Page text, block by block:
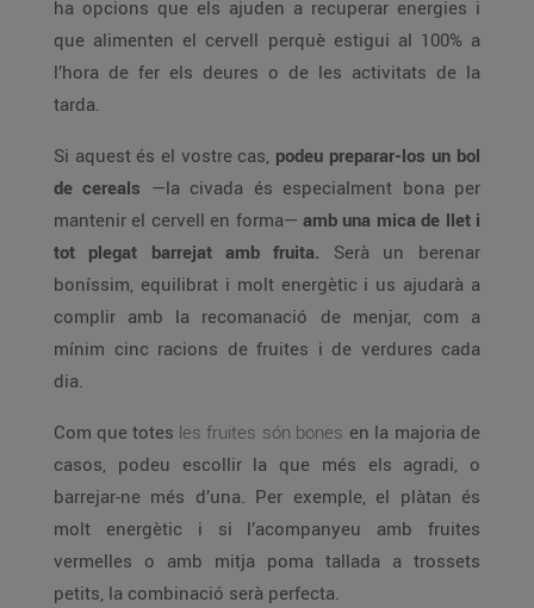
ha opcions que els ajuden a recuperar energies i
que alimenten el cervell perquè estigui al 100% a
l’hora de fer els deures o de les activitats de la
tarda.
Si aquest és el vostre cas, podeu preparar-los un bol
de cereals —la civada és especialment bona per
mantenir el cervell en forma— amb una mica de llet i
tot plegat barrejat amb fruita. Serà un berenar
boníssim, equilibrat i molt energètic i us ajudarà a
complir amb la recomanació de menjar, com a
mínim cinc racions de fruites i de verdures cada
dia.
Com que totes les fruites són bones en la majoria de
casos, podeu escollir la que més els agradi, o
barrejar-ne més d’una. Per exemple, el plàtan és
molt energètic i si l’acompanyeu amb fruites
vermelles o amb mitja poma tallada a trossets
petits, la combinació serà perfecta.